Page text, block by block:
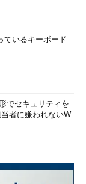
ているキーボード
でセキュリティを
者に嫌われないW